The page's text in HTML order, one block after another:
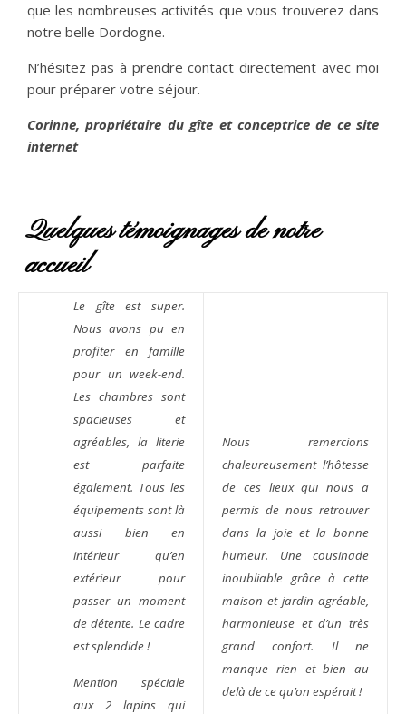
que les nombreuses activités que vous trouverez dans
notre belle Dordogne.
N’hésitez pas à prendre contact directement avec moi
pour préparer votre séjour.
Corinne, propriétaire du gîte et conceptrice de ce site
internet
Quelques témoignages de notre
accueil
Le gîte est super.
Nous avons pu en
profiter en famille
pour un week-end.
Les chambres sont
spacieuses et
agréables, la literie
est parfaite
également. Tous les
équipements sont là
aussi bien en
intérieur qu’en
extérieur pour
passer un moment
de détente. Le cadre
est splendide !
Mention spéciale
aux 2 lapins qui
Nous remercions
chaleureusement l’hôtesse
de ces lieux qui nous a
permis de nous retrouver
dans la joie et la bonne
humeur. Une cousinade
inoubliable grâce à cette
maison et jardin agréable,
harmonieuse et d’un très
grand confort. Il ne
manque rien et bien au
delà de ce qu’on espérait !